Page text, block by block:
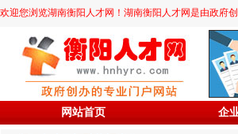
欢迎您浏览湖南衡阳人才网！湖南衡阳人才网是由政府
网站首页 企